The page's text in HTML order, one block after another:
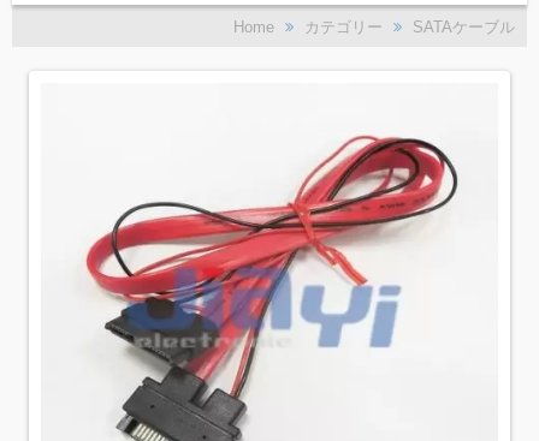
Home カテゴリー SATAケーブル